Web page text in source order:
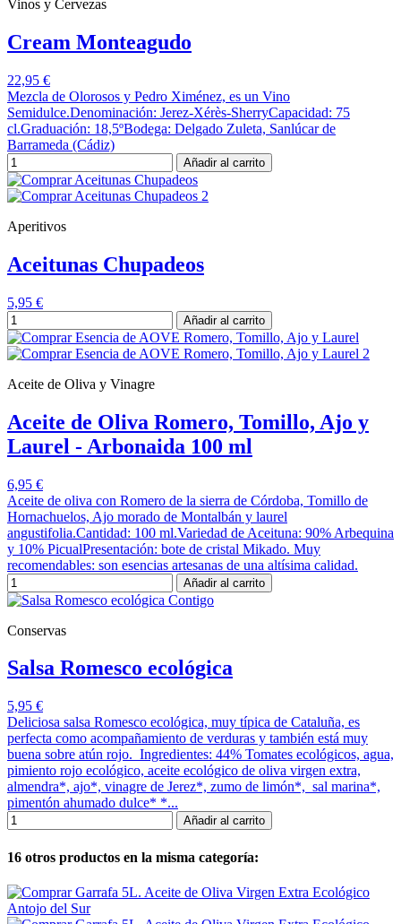
Vinos y Cervezas
Cream Monteagudo
22,95 €
Mezcla de Olorosos y Pedro Ximénez, es un Vino
Semidulce.Denominación: Jerez-Xérès-SherryCapacidad: 75
cl.Graduación: 18,5ºBodega: Delgado Zuleta, Sanlúcar de
Barrameda (Cádiz)
Añadir al carrito
Aperitivos
Aceitunas Chupadeos
5,95 €
Añadir al carrito
Aceite de Oliva y Vinagre
Aceite de Oliva Romero, Tomillo, Ajo y
Laurel - Arbonaida 100 ml
6,95 €
Aceite de oliva con Romero de la sierra de Córdoba, Tomillo de
Hornachuelos, Ajo morado de Montalbán y laurel
angustifolia.Cantidad: 100 ml.Variedad de Aceituna: 90% Arbequina
y 10% PicualPresentación: bote de cristal Mikado. Muy
recomendables: son esencias artesanas de una altísima calidad.
Añadir al carrito
Conservas
Salsa Romesco ecológica
5,95 €
Deliciosa salsa Romesco ecológica, muy típica de Cataluña, es
perfecta como acompañamiento de verduras y también está muy
buena sobre atún rojo. Ingredientes: 44% Tomates ecológicos, agua,
pimiento rojo ecológico, aceite ecológico de oliva virgen extra,
almendra*, ajo*, vinagre de Jerez*, zumo de limón*, sal marina*,
pimentón ahumado dulce* *...
Añadir al carrito
16 otros productos en la misma categoría: